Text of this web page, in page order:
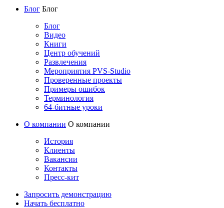
Блог Блог
Блог
Видео
Книги
Центр обучений
Развлечения
Мероприятия PVS-Studio
Проверенные проекты
Примеры ошибок
Терминология
64-битные уроки
О компании О компании
История
Клиенты
Вакансии
Контакты
Пресс-кит
Запросить демонстрацию
Начать бесплатно